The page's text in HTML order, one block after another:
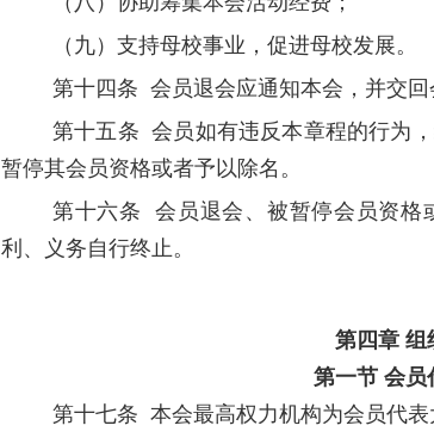
（九）支持母校事业，促进母校发展。
第十四条 会员退会应通知本会，并交回
第十五条 会员如有违反本章程的行为
暂停其会员资格或者予以除名。
第十六条
会员退会、被暂停会员资格
利、义务自行终止。
第四章 组
第一节 会员
第十七条 本会最高权力机构为会员代表